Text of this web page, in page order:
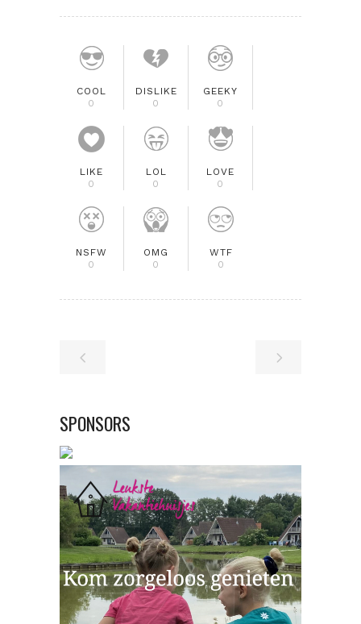
COOL
0
DISLIKE
0
GEEKY
0
LIKE
0
LOL
0
LOVE
0
NSFW
0
OMG
0
WTF
0
SPONSORS